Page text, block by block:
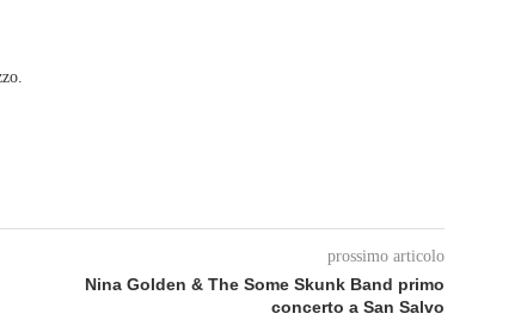
prossimo articolo
Nina Golden & The Some Skunk Band primo
concerto a San Salvo